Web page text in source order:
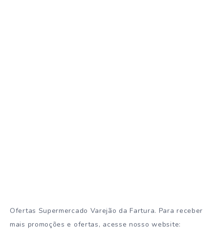
Ofertas Supermercado Varejão da Fartura. Para receber
mais promoções e ofertas, acesse nosso website: